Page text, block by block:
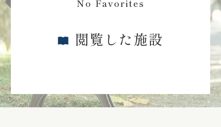
No Favorites
閲覧した施設